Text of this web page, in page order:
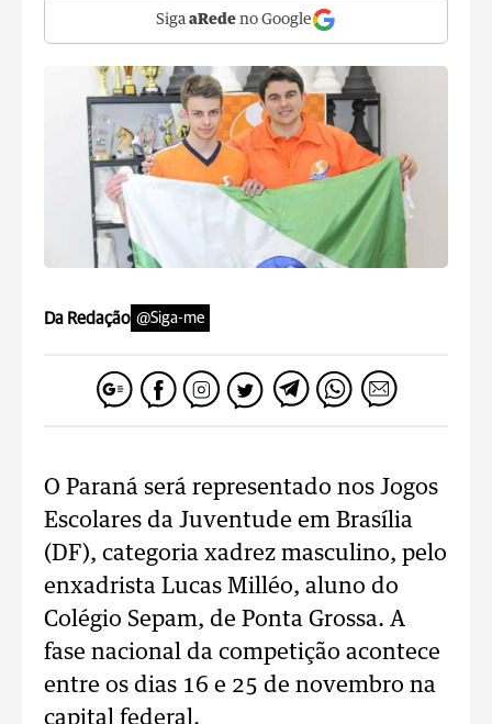
Siga aRede no Google
Da Redação @Siga-me
O Paraná será representado nos Jogos
Escolares da Juventude em Brasília
(DF), categoria xadrez masculino, pelo
enxadrista Lucas Milléo, aluno do
Colégio Sepam, de Ponta Grossa. A
fase nacional da competição acontece
entre os dias 16 e 25 de novembro na
capital federal.